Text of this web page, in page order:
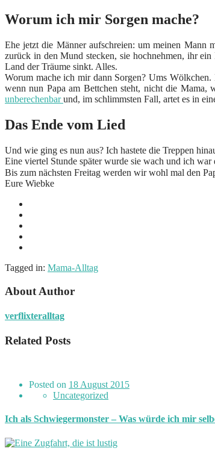
Worum ich mir Sorgen mache?
Ehe jetzt die Männer aufschreien: um meinen Mann
zurück in den Mund stecken, sie hochnehmen, ihr
Land der Träume sinkt. Alles.
Worum mache ich mir dann Sorgen? Ums
wenn nun Papa am Bettchen steht, nicht die
unberechenbarund, im schlimmsten Fall, artet es in
Das Ende vom Lied
Und wie ging es nun aus? Ich hastete die Treppen
Eine viertel Stunde später wurde sie wach und ich war
Bis zum nächsten Freitag werden wir wohl mal den
Eure Wiebke
Tagged in: Mama-Alltag
About Author
verflixteralltag
Related Posts
Posted on 18 August 2015
Uncategorized
Ich als Schwiegermonster – Was würde ich mir